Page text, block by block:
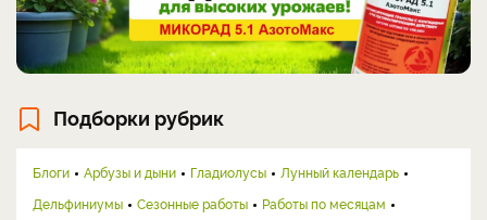
Подборки рубрик
Блоги Арбузы и дыни Гладиолусы
Лунный календарь
Дельфиниумы
Сезонные работы
Работы по месяцам